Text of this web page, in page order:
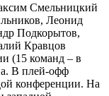
Смельницкий
Леонид
Подкорытов,
Кравцов
(15 команд – в
В плей-офф
конференции. На